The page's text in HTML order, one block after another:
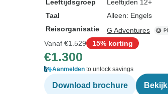
Leeftijdsgroep
Leeftijden 12+
Taal
Alleen: Engels
Reisorganisatie
G Adventures
Vanaf €1.529 15% korting
€1.300
Aanmelden to unlock savings
Download brochure